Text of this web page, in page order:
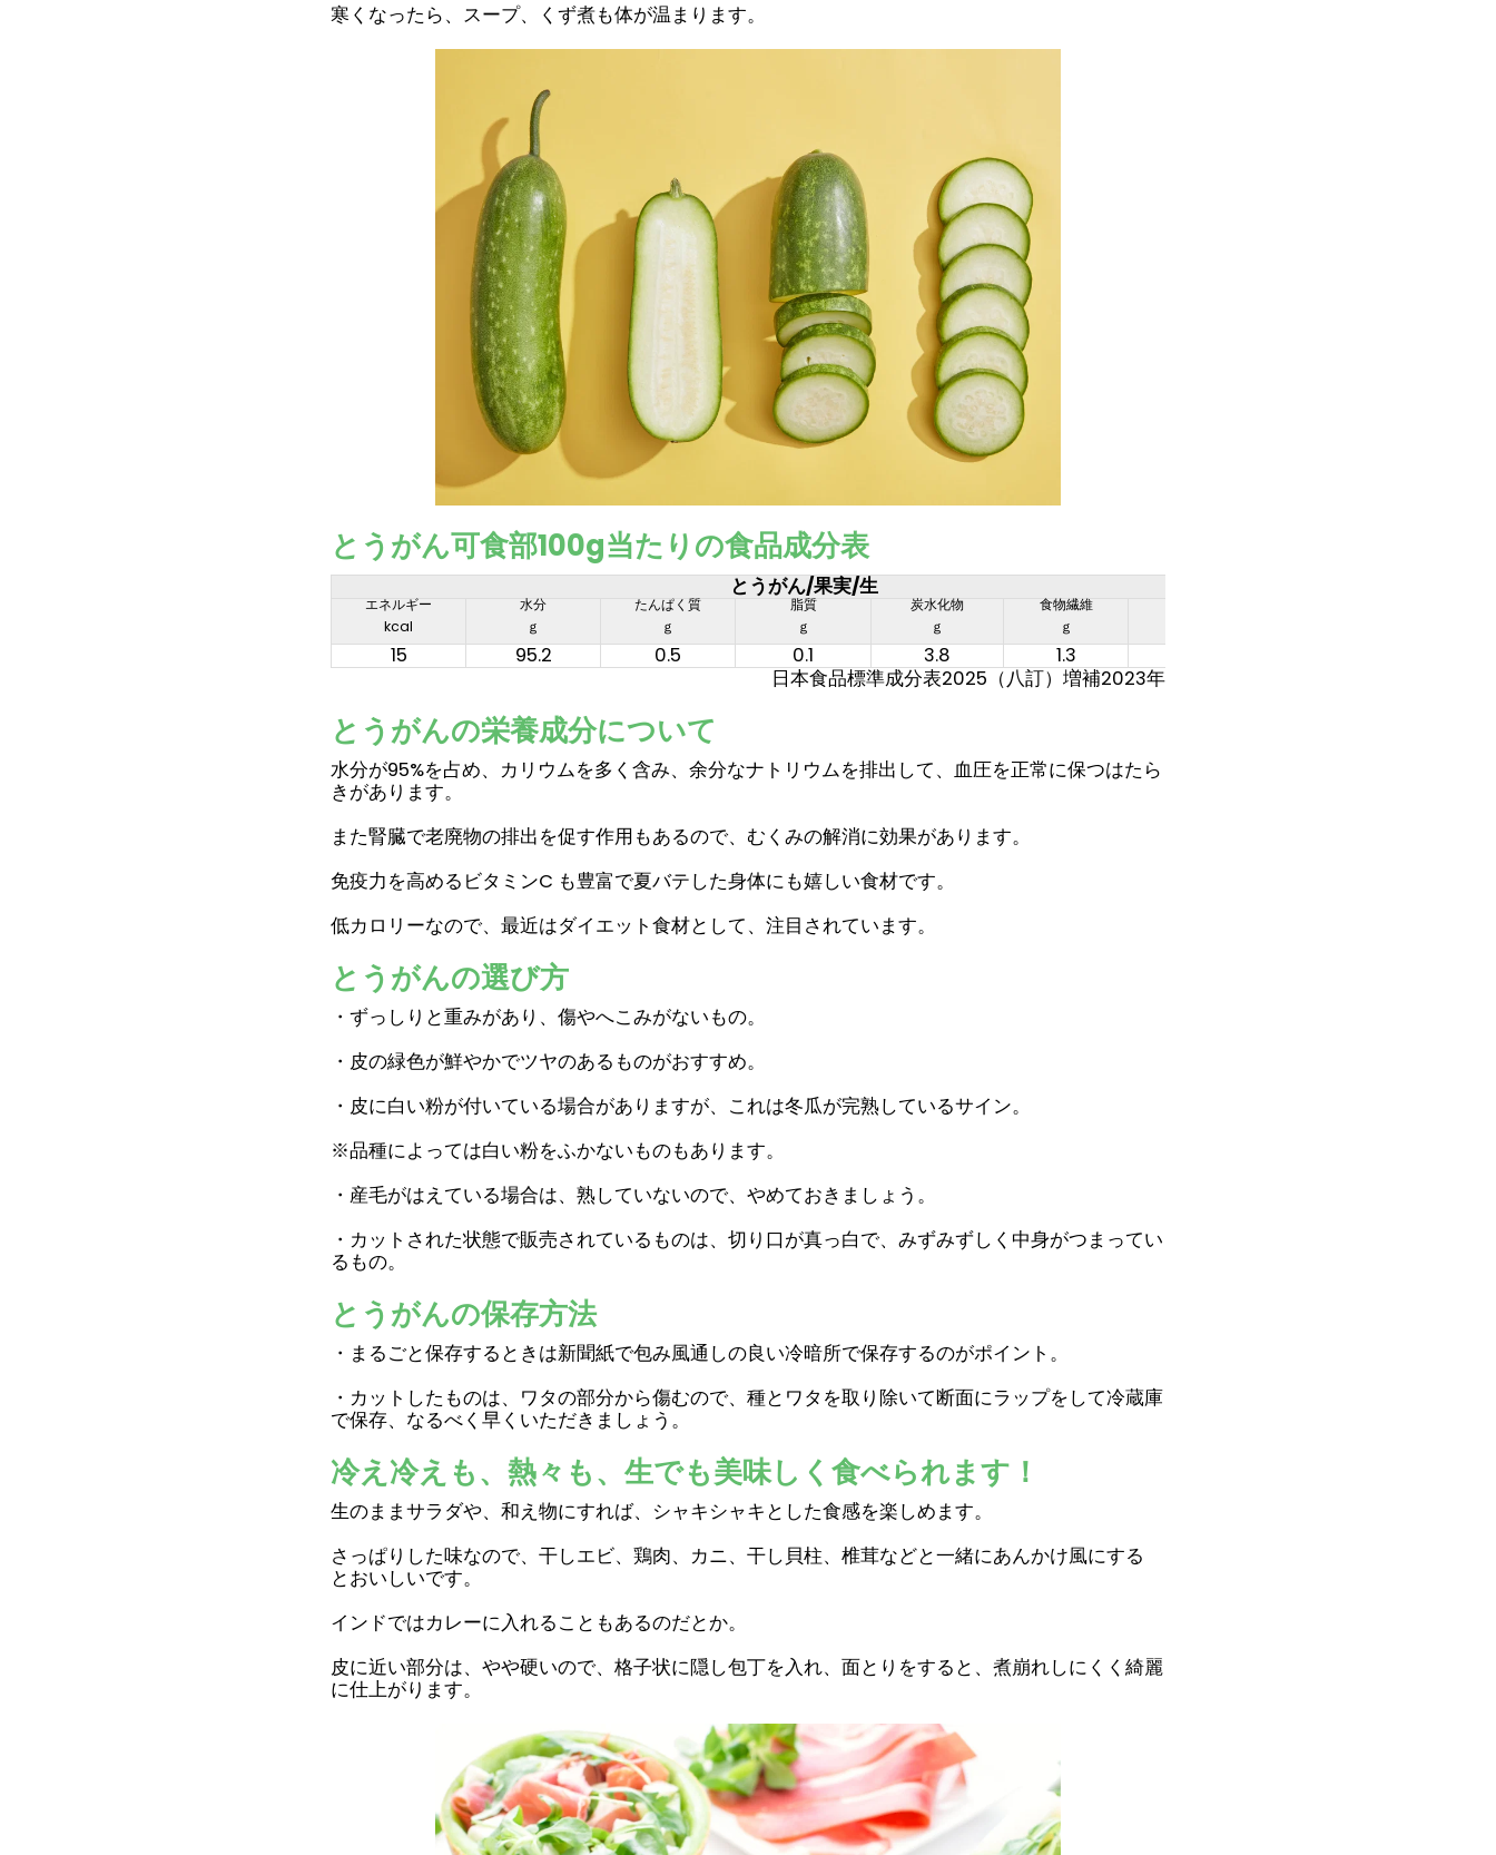
寒くなったら、スープ、くず煮も体が温まります。
とうがん可食部100g当たりの食品成分表
とうがん/果実/生
エネルギー
kcal
水分
ｇ
たんぱく質
ｇ
脂質
ｇ
炭水化物
ｇ
食物繊維
ｇ
15 95.2 0.5 0.1 3.8 1.3
日本食品標準成分表2025（八訂）増補2023年
とうがんの栄養成分について
水分が95%を占め、カリウムを多く含み、余分なナトリウムを排出して、血圧を正常に保つはたら
きがあります。
また腎臓で老廃物の排出を促す作用もあるので、むくみの解消に効果があります。
免疫力を高めるビタミンC も豊富で夏バテした身体にも嬉しい食材です。
低カロリーなので、最近はダイエット食材として、注目されています。
とうがんの選び方
・ずっしりと重みがあり、傷やへこみがないもの。
・皮の緑色が鮮やかでツヤのあるものがおすすめ。
・皮に白い粉が付いている場合がありますが、これは冬瓜が完熟しているサイン。
※品種によっては白い粉をふかないものもあります。
・産毛がはえている場合は、熟していないので、やめておきましょう。
・カットされた状態で販売されているものは、切り口が真っ白で、みずみずしく中身がつまってい
るもの。
とうがんの保存方法
・まるごと保存するときは新聞紙で包み風通しの良い冷暗所で保存するのがポイント。
・カットしたものは、ワタの部分から傷むので、種とワタを取り除いて断面にラップをして冷蔵庫
で保存、なるべく早くいただきましょう。
冷え冷えも、熱々も、生でも美味しく食べられます！
生のままサラダや、和え物にすれば、シャキシャキとした食感を楽しめます。
さっぱりした味なので、干しエビ、鶏肉、カニ、干し貝柱、椎茸などと一緒にあんかけ風にする
とおいしいです。
インドではカレーに入れることもあるのだとか。
皮に近い部分は、やや硬いので、格子状に隠し包丁を入れ、面とりをすると、煮崩れしにくく綺麗
に仕上がります。